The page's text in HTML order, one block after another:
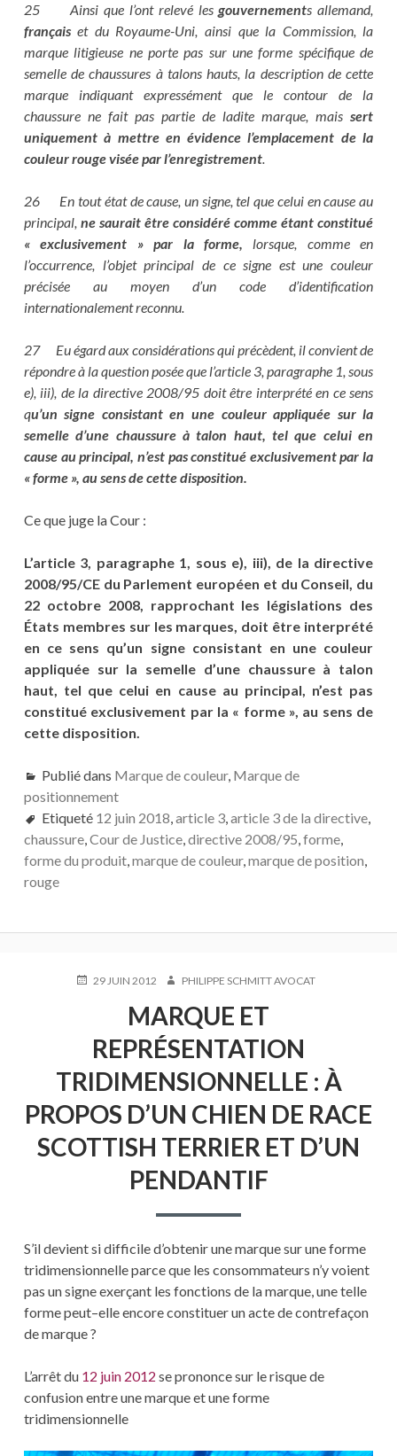
25 Ainsi que l’ont relevé lesgouvernements allemand,
françaiset du Royaume-Uni, ainsi que la Commission, la
marque litigieuse ne porte pas sur une forme spécifique de
semelle de chaussures à talons hauts, la description de cette
marque indiquant expressément que le contour de la
chaussure ne fait pas partie de ladite marque, maissert
uniquement à mettre en évidence l’emplacement de la
couleur rouge visée par l’enregistrement.
26 En tout état de cause, un signe, tel que celui en cause au
principal, ne saurait être considéré comme étant constitué
« exclusivement » par la forme, lorsque, comme en
l’occurrence, l’objet principal de ce signe est une couleur
précisée au moyen d’un code d’identification
internationalement reconnu.
27 Eu égard aux considérations qui précèdent, il convient de
répondre à la question posée que l’article 3, paragraphe 1, sous
e), iii), de la directive 2008/95 doit être interprété en ce sens
qu’un signe consistant en une couleur appliquée sur la
semelle d’une chaussure à talon haut, tel que celui en
cause au principal, n’est pas constitué exclusivement par la
« forme », au sens de cette disposition.
Ce que juge la Cour :
L’article 3, paragraphe 1, sous e), iii), de la directive
2008/95/CE du Parlement européen et du Conseil, du
22 octobre 2008, rapprochant les législations des
États membres sur les marques, doit être interprété
en ce sens qu’un signe consistant en une couleur
appliquée sur la semelle d’une chaussure à talon
haut, tel que celui en cause au principal, n’est pas
constitué exclusivement par la « forme », au sens de
cette disposition.
Publié dans Marque de couleur, Marque de
positionnement
Etiqueté 12 juin 2018,article 3,article 3 de la directive,
chaussure,Cour de Justice,directive 2008/95,forme,
forme du produit,marque de couleur,marque de position,
rouge
PUBLIÉ29 JUIN 2012 AUTEURPHILIPPE SCHMITT AVOCAT
MARQUE ET
REPRÉSENTATION
TRIDIMENSIONNELLE : À
PROPOS D’UN CHIEN DE RACE
SCOTTISH TERRIER ET D’UN
PENDANTIF
S’il devient si difficile d’obtenir une marque sur une forme
tridimensionnelle parce que les consommateurs n’y voient
pas un signe exerçant les fonctions de la marque, une telle
forme peut–elle encore constituer un acte de contrefaçon
de marque ?
L’arrêt du 12 juin 2012 se prononce sur le risque de
confusion entre une marque et une forme
tridimensionnelle